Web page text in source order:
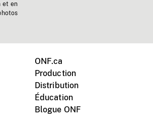
et en
ONF.ca
Production
Distribution
Éducation
Blogue ONF